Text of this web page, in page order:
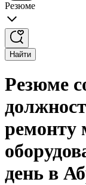
Резюме
Найти
Резюме
ремонту
день в